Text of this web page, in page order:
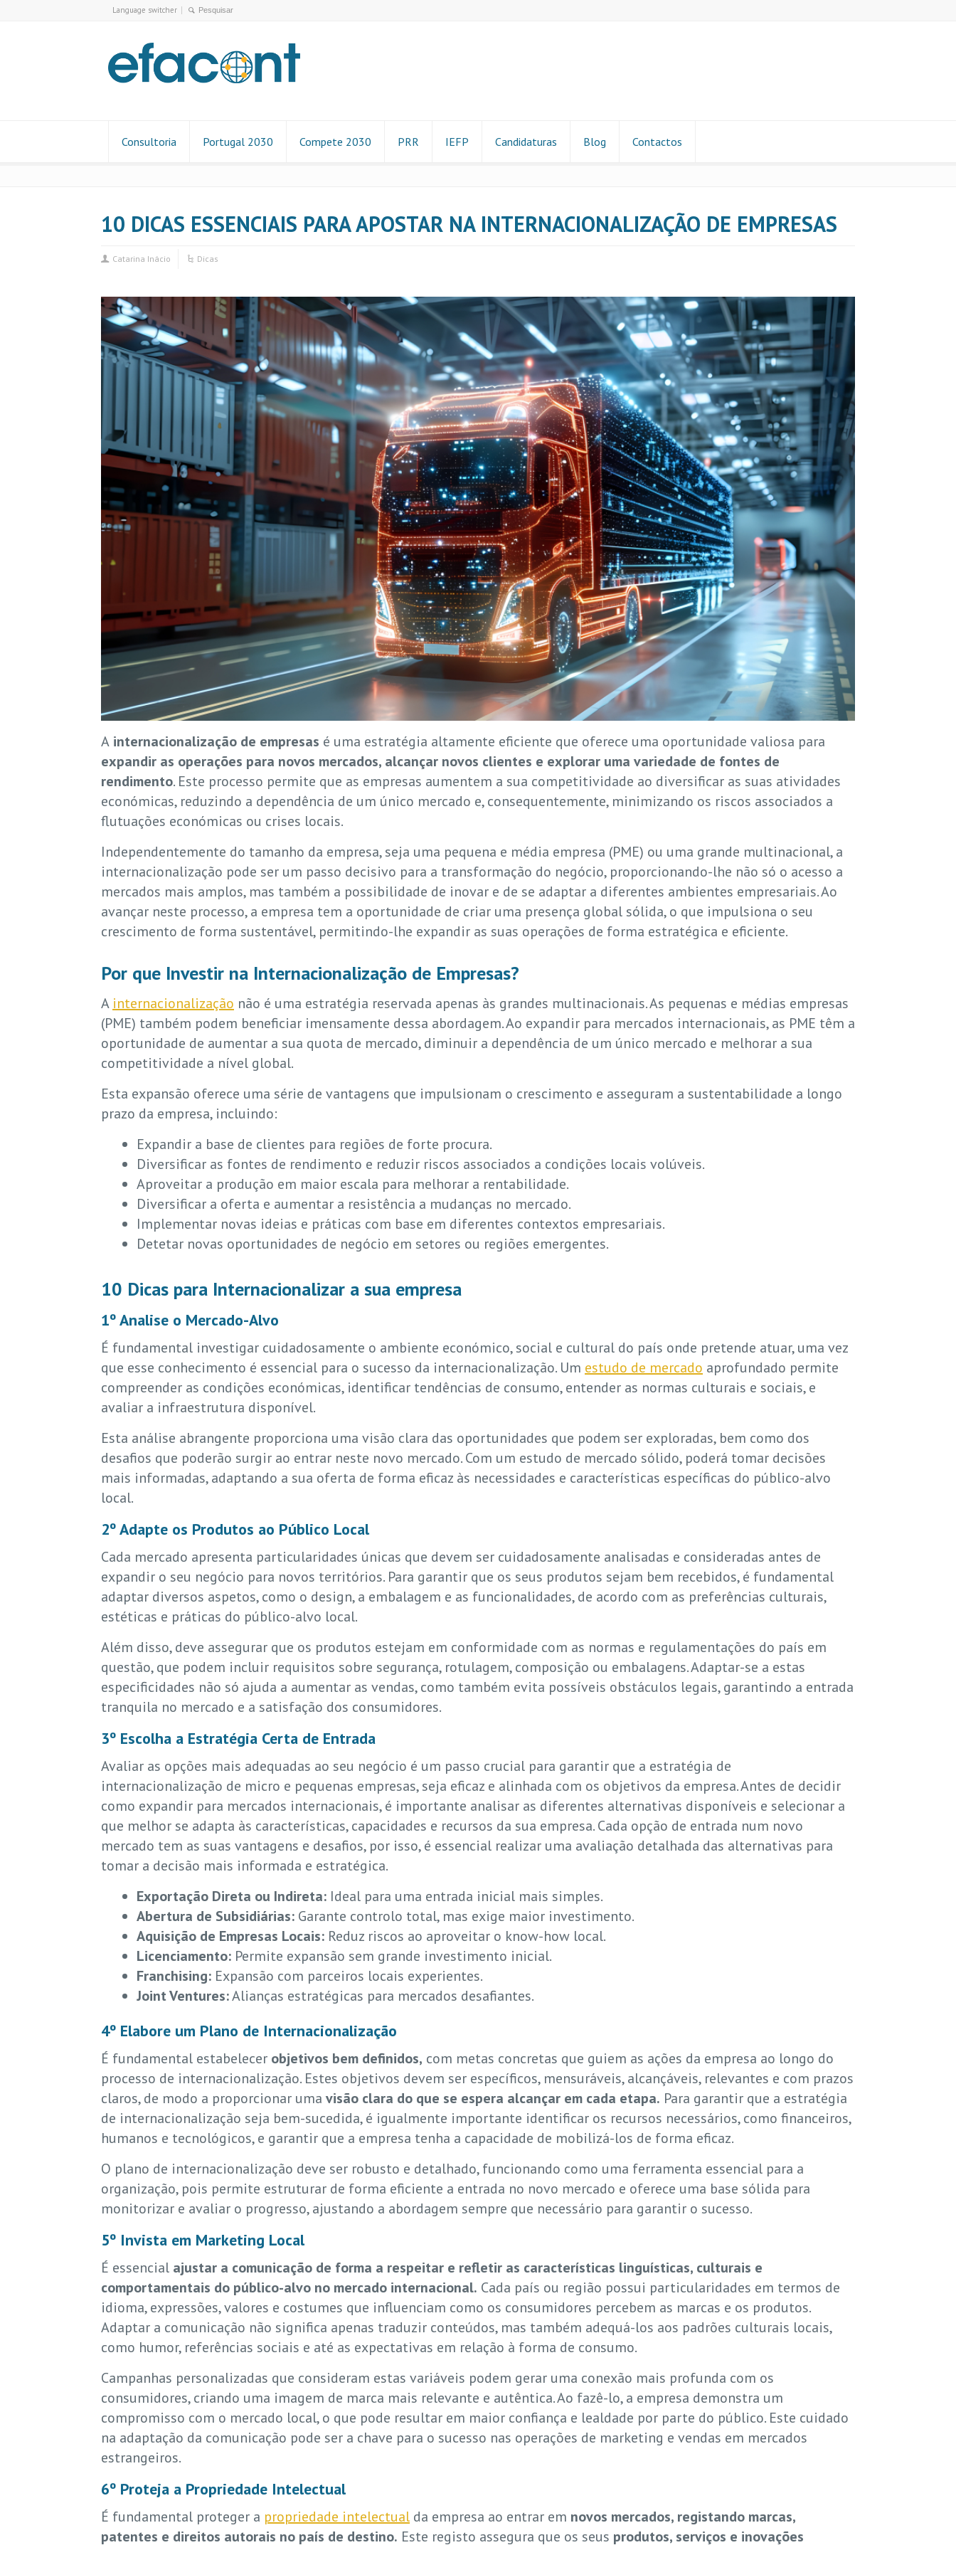
Language switcher
Consultoria Portugal 2030 Compete 2030 PRR IEFP Candidaturas Blog Contactos
10 DICAS ESSENCIAIS PARA APOSTAR NA INTERNACIONALIZAÇÃO DE EMPRESAS
Catarina Inácio Dicas
A internacionalização de empresas é uma estratégia altamente eficiente que oferece uma oportunidade valiosa para
expandir as operações para novos mercados, alcançar novos clientes e explorar uma variedade de fontes de
rendimento. Este processo permite que as empresas aumentem a sua competitividade ao diversificar as suas atividades
económicas, reduzindo a dependência de um único mercado e, consequentemente, minimizando os riscos associados a
flutuações económicas ou crises locais.
Independentemente do tamanho da empresa, seja uma pequena e média empresa (PME) ou uma grande multinacional, a
internacionalização pode ser um passo decisivo para a transformação do negócio, proporcionando-lhe não só o acesso a
mercados mais amplos, mas também a possibilidade de inovar e de se adaptar a diferentes ambientes empresariais. Ao
avançar neste processo, a empresa tem a oportunidade de criar uma presença global sólida, o que impulsiona o seu
crescimento de forma sustentável, permitindo-lhe expandir as suas operações de forma estratégica e eficiente.
Por que Investir na Internacionalização de Empresas?
A internacionalização não é uma estratégia reservada apenas às grandes multinacionais. As pequenas e médias empresas
(PME) também podem beneficiar imensamente dessa abordagem. Ao expandir para mercados internacionais, as PME têm a
oportunidade de aumentar a sua quota de mercado, diminuir a dependência de um único mercado e melhorar a sua
competitividade a nível global.
Esta expansão oferece uma série de vantagens que impulsionam o crescimento e asseguram a sustentabilidade a longo
prazo da empresa, incluindo:
Expandir a base de clientes para regiões de forte procura.
Diversificar as fontes de rendimento e reduzir riscos associados a condições locais volúveis.
Aproveitar a produção em maior escala para melhorar a rentabilidade.
Diversificar a oferta e aumentar a resistência a mudanças no mercado.
Implementar novas ideias e práticas com base em diferentes contextos empresariais.
Detetar novas oportunidades de negócio em setores ou regiões emergentes.
10 Dicas para Internacionalizar a sua empresa
1º Analise o Mercado-Alvo
É fundamental investigar cuidadosamente o ambiente económico, social e cultural do país onde pretende atuar, uma vez
que esse conhecimento é essencial para o sucesso da internacionalização. Um estudo de mercado aprofundado permite
compreender as condições económicas, identificar tendências de consumo, entender as normas culturais e sociais, e
avaliar a infraestrutura disponível.
Esta análise abrangente proporciona uma visão clara das oportunidades que podem ser exploradas, bem como dos
desafios que poderão surgir ao entrar neste novo mercado. Com um estudo de mercado sólido, poderá tomar decisões
mais informadas, adaptando a sua oferta de forma eficaz às necessidades e características específicas do público-alvo
local.
2º Adapte os Produtos ao Público Local
Cada mercado apresenta particularidades únicas que devem ser cuidadosamente analisadas e consideradas antes de
expandir o seu negócio para novos territórios. Para garantir que os seus produtos sejam bem recebidos, é fundamental
adaptar diversos aspetos, como o design, a embalagem e as funcionalidades, de acordo com as preferências culturais,
estéticas e práticas do público-alvo local.
Além disso, deve assegurar que os produtos estejam em conformidade com as normas e regulamentações do país em
questão, que podem incluir requisitos sobre segurança, rotulagem, composição ou embalagens. Adaptar-se a estas
especificidades não só ajuda a aumentar as vendas, como também evita possíveis obstáculos legais, garantindo a entrada
tranquila no mercado e a satisfação dos consumidores.
3º Escolha a Estratégia Certa de Entrada
Avaliar as opções mais adequadas ao seu negócio é um passo crucial para garantir que a estratégia de
internacionalização de micro e pequenas empresas, seja eficaz e alinhada com os objetivos da empresa. Antes de decidir
como expandir para mercados internacionais, é importante analisar as diferentes alternativas disponíveis e selecionar a
que melhor se adapta às características, capacidades e recursos da sua empresa. Cada opção de entrada num novo
mercado tem as suas vantagens e desafios, por isso, é essencial realizar uma avaliação detalhada das alternativas para
tomar a decisão mais informada e estratégica.
Exportação Direta ou Indireta: Ideal para uma entrada inicial mais simples.
Abertura de Subsidiárias: Garante controlo total, mas exige maior investimento.
Aquisição de Empresas Locais: Reduz riscos ao aproveitar o know-how local.
Licenciamento: Permite expansão sem grande investimento inicial.
Franchising: Expansão com parceiros locais experientes.
Joint Ventures:Alianças estratégicas para mercados desafiantes.
4º Elabore um Plano de Internacionalização
É fundamental estabelecer objetivos bem definidos, com metas concretas que guiem as ações da empresa ao longo do
processo de internacionalização. Estes objetivos devem ser específicos, mensuráveis, alcançáveis, relevantes e com prazos
claros, de modo a proporcionar uma visão clara do que se espera alcançar em cada etapa. Para garantir que a estratégia
de internacionalização seja bem-sucedida, é igualmente importante identificar os recursos necessários, como financeiros,
humanos e tecnológicos, e garantir que a empresa tenha a capacidade de mobilizá-los de forma eficaz.
O plano de internacionalização deve ser robusto e detalhado, funcionando como uma ferramenta essencial para a
organização, pois permite estruturar de forma eficiente a entrada no novo mercado e oferece uma base sólida para
monitorizar e avaliar o progresso, ajustando a abordagem sempre que necessário para garantir o sucesso.
5º Invista em Marketing Local
É essencial ajustar a comunicação de forma a respeitar e refletir as características linguísticas, culturais e
comportamentais do público-alvo no mercado internacional. Cada país ou região possui particularidades em termos de
idioma, expressões, valores e costumes que influenciam como os consumidores percebem as marcas e os produtos.
Adaptar a comunicação não significa apenas traduzir conteúdos, mas também adequá-los aos padrões culturais locais,
como humor, referências sociais e até as expectativas em relação à forma de consumo.
Campanhas personalizadas que consideram estas variáveis podem gerar uma conexão mais profunda com os
consumidores, criando uma imagem de marca mais relevante e autêntica. Ao fazê-lo, a empresa demonstra um
compromisso com o mercado local, o que pode resultar em maior confiança e lealdade por parte do público. Este cuidado
na adaptação da comunicação pode ser a chave para o sucesso nas operações de marketing e vendas em mercados
estrangeiros.
6º Proteja a Propriedade Intelectual
É fundamental proteger a propriedade intelectual da empresa ao entrar em novos mercados, registando marcas,
patentes e direitos autorais no país de destino. Este registo assegura que os seus produtos, serviços e inovações